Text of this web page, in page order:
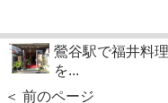
鶯谷駅で福井料理
を...
＜ 前のページ